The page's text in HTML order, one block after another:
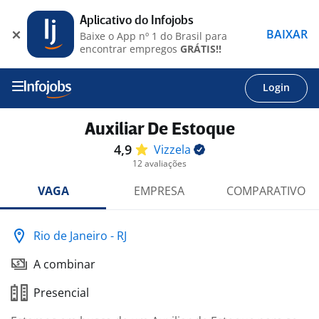
Login
Auxiliar De Estoque
4,9 Vizzela
12 avaliações
VAGA EMPRESA COMPARATIVO
Rio de Janeiro - RJ
A combinar
Presencial
Aplicativo do Infojobs
Baixe o App nº 1 do Brasil para
encontrar empregos GRÁTIS!!
BAIXAR